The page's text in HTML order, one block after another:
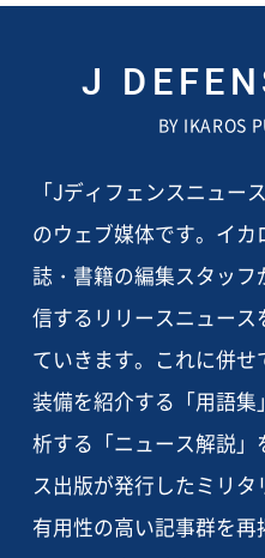
J
BY IKAROS
「Jディフェンスニュー
のウェブ媒体です。イ
誌・書籍の編集スタッ
信するリリースニュー
ていきます。これに併
装備を紹介する「用語
析する「ニュース解説
ス出版が発行したミリタ
有用性の高い記事群を